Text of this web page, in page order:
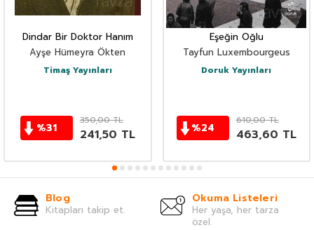
Dindar Bir Doktor Hanım
Ayşe Hümeyra Ökten
Timaş Yayınları
%31
350,00TL
241,50 TL
Eşeğin Oğlu
Tayfun Luxembourgeus
Doruk Yayınları
%24
610,00TL
463,60 TL
Blog
Kitapları takip et.
Okuma Listeleri
Her yaşa, her tarza
özel.